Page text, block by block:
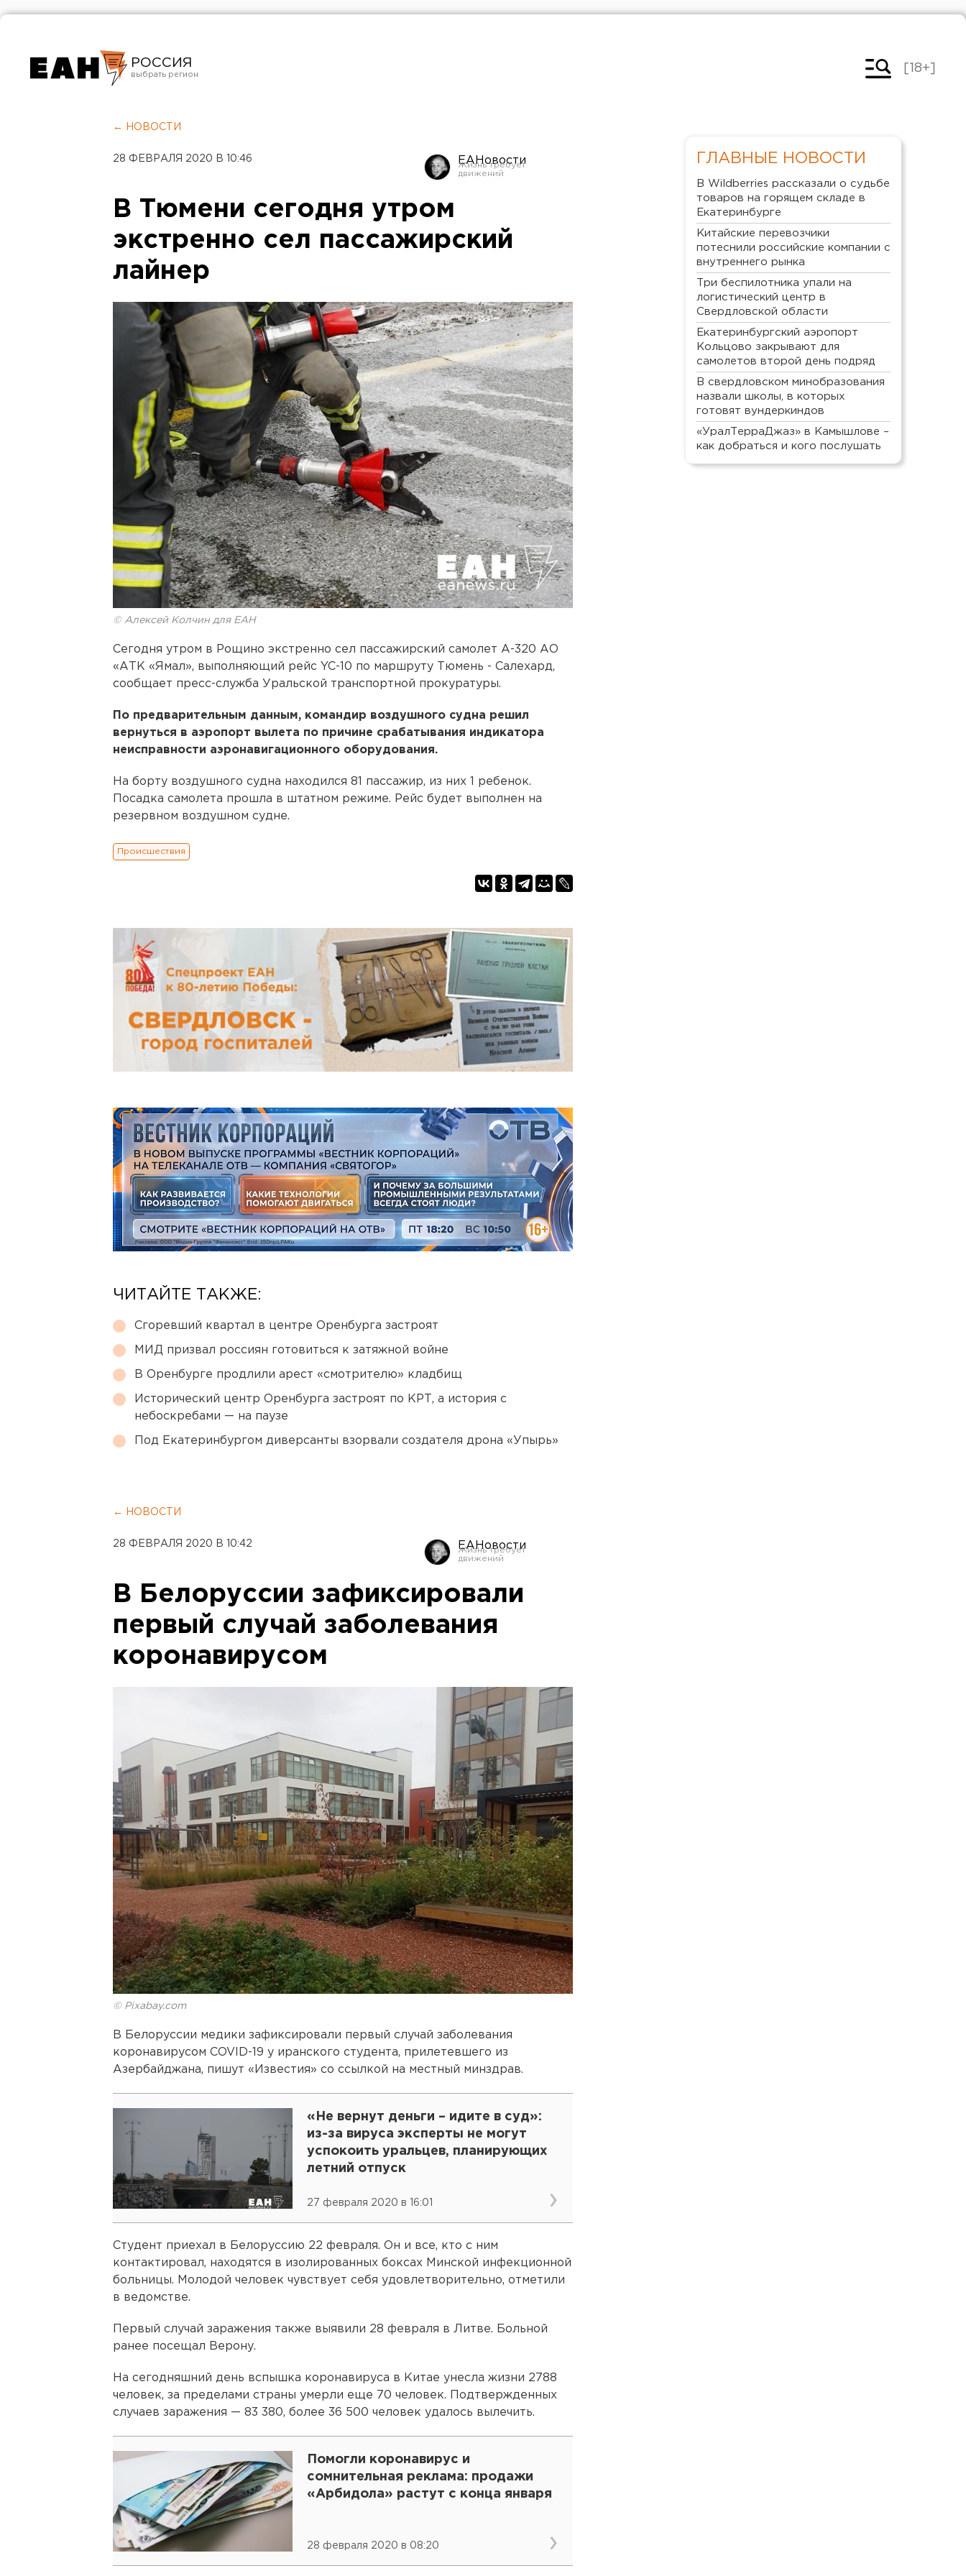
РОССИЯ
Челябинск
[18+]
← НОВОСТИ
28 ФЕВРАЛЯ 2020 В 10:46 ЕАНовости
В Тюмени сегодня утром
экстренно сел пассажирский
лайнер
© Алексей Колчин для ЕАН
Сегодня утром в Рощино экстренно сел пассажирский самолет А-320 АО
«АТК «Ямал», выполняющий рейс YC-10 по маршруту Тюмень - Салехард,
сообщает пресс-служба Уральской транспортной прокуратуры.
По предварительным данным, командир воздушного судна решил
вернуться в аэропорт вылета по причине срабатывания индикатора
неисправности аэронавигационного оборудования.
На борту воздушного судна находился 81 пассажир, из них 1 ребенок.
Посадка самолета прошла в штатном режиме. Рейс будет выполнен на
резервном воздушном судне.
Происшествия
ЧИТАЙТЕ ТАКЖЕ:
Сгоревший квартал в центре Оренбурга застроят
МИД призвал россиян готовиться к затяжной войне
В Оренбурге продлили арест «смотрителю» кладбищ
Исторический центр Оренбурга застроят по КРТ, а история с
небоскребами — на паузе
Под Екатеринбургом диверсанты взорвали создателя дрона «Упырь»
← НОВОСТИ
28 ФЕВРАЛЯ 2020 В 10:42 ЕАНовости
В Белоруссии зафиксировали
первый случай заболевания
коронавирусом
© Pixabay.com
В Белоруссии медики зафиксировали первый случай заболевания
коронавирусом COVID-19 у иранского студента, прилетевшего из
Азербайджана, пишут «Известия» со ссылкой на местный минздрав.
«Не вернут деньги – идите в суд»:
из-за вируса эксперты не могут
успокоить уральцев, планирующих
летний отпуск
27 февраля 2020 в 16:01
Студент приехал в Белоруссию 22 февраля. Он и все, кто с ним
контактировал, находятся в изолированных боксах Минской инфекционной
больницы. Молодой человек чувствует себя удовлетворительно, отметили
в ведомстве.
Первый случай заражения также выявили 28 февраля в Литве. Больной
ранее посещал Верону.
На сегодняшний день вспышка коронавируса в Китае унесла жизни 2788
человек, за пределами страны умерли еще 70 человек. Подтвержденных
случаев заражения — 83 380, более 36 500 человек удалось вылечить.
Помогли коронавирус и
сомнительная реклама: продажи
«Арбидола» растут с конца января
28 февраля 2020 в 08:20
ГЛАВНЫЕ НОВОСТИ
В Wildberries рассказали о судьбе
товаров на горящем складе в
Екатеринбурге
Китайские перевозчики
потеснили российские компании с
внутреннего рынка
Три беспилотника упали на
логистический центр в
Свердловской области
Екатеринбургский аэропорт
Кольцово закрывают для
самолетов второй день подряд
В свердловском минобразования
назвали школы, в которых
готовят вундеркиндов
«УралТерраДжаз» в Камышлове –
как добраться и кого послушать